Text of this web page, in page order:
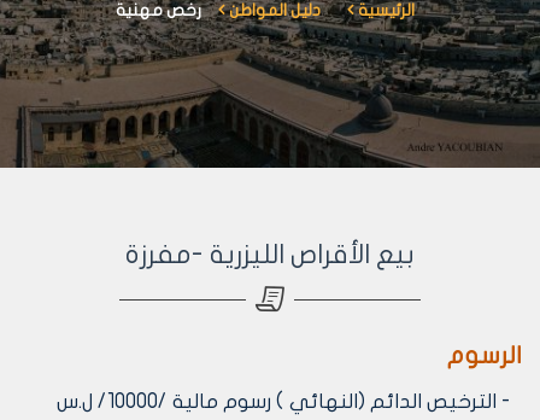
الرئيسية دليل المواطن رخص مهنية
بيع الأقراص الليزرية -مفرزة
الرسوم
- الترخيص الدائم (النهائي ) رسوم مالية /10000/ ل.س